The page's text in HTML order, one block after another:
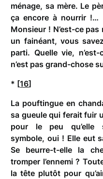
ménage, sa mère. Le
ça encore à nourrir !…
Monsieur ! N’est-ce pas
un fainéant, vous
parti. Quelle vie,
n’est pas grand-chose
* [16]
La pouftingue en
sa gueule qui ferait fuir
pour le peu qu’elle
symbole, oui ! Elle eut
Se beurre-t-elle la
tromper l’ennemi ?
la tête plutôt pour